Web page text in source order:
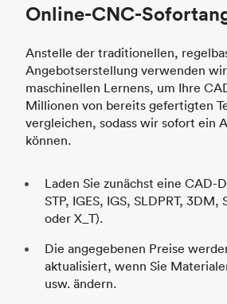
Online-CNC-
Anstelle der traditionellen,
Angebotserstellung verwenden
maschinellen Lernens, um Ihre
Millionen von bereits gefertigten
vergleichen, sodass wir sofort ein
können.
Laden Sie zunächst eine CAD-
STP, IGES, IGS, SLDPRT, 3DM,
oder X_T).
Die angegebenen Preise
aktualisiert, wenn Sie
usw. ändern.